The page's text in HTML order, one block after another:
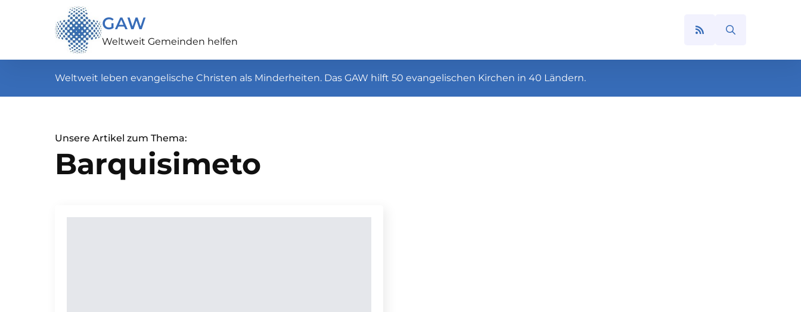
GAW
Weltweit Gemeinden helfen
Weltweit leben evangelische Christen als Minderheiten. Das GAW hilft 50 evangelischen Kirchen in 40 Ländern.
Unsere Artikel zum Thema:
Barquisimeto